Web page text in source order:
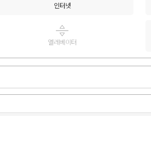
인터넷
엘레베이터